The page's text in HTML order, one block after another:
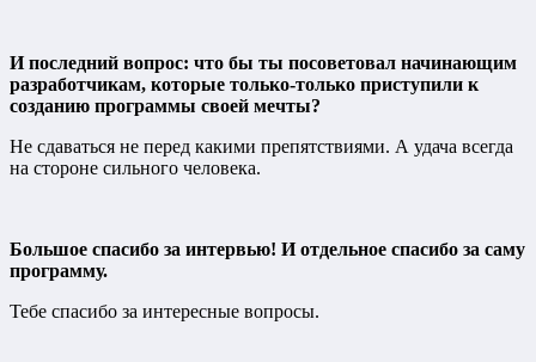
И последний вопрос: что бы ты посоветовал начинающим
разработчикам, которые только-только приступили к
созданию программы своей мечты?
Не сдаваться не перед какими препятствиями. А удача всегда
на стороне сильного человека.
Большое спасибо за интервью! И отдельное спасибо за саму
программу.
Тебе спасибо за интересные вопросы.